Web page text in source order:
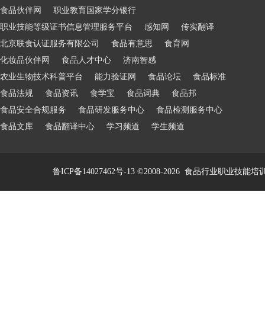
食品伙伴网
职业教育国家学分银行
职业技能等级证书信息管理服务平台
感知网
传实翻译
北京联食认证服务有限公司
食品有意思
食育网
化妆品伙伴网
食品人才中心
济南智感
农业生物技术科普平台
能力验证网 食品论坛
食品标准
食品法规
食品资讯 食学宝 食品词典
食品邦
食品安全合规服务
食品研发服务中心
食品检测服务中心
食品文库
食品翻译中心 学习频道 学生频道
鲁ICP备14027462号-13©2008-2026 食品行业职业技能培